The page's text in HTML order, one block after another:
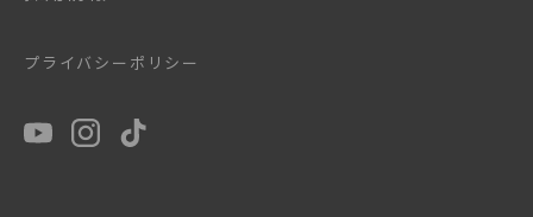
プライバシーポリシー